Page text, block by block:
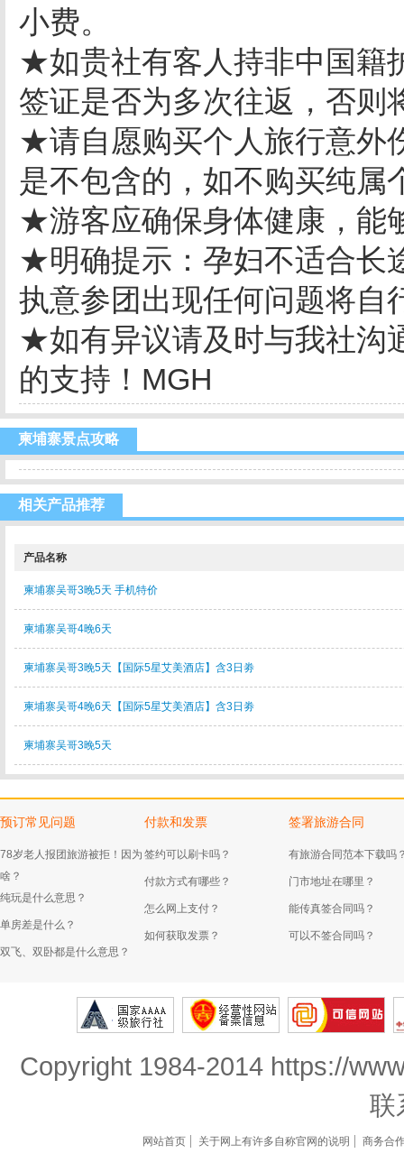
小费。
★如贵社有客人持非中国籍
签证是否为多次往返，否则
★请自愿购买个人旅行意外
是不包含的，如不购买纯属
★游客应确保身体健康，能
★明确提示：孕妇不适合长
执意参团出现任何问题将自
★如有异议请及时与我社沟
的支持！MGH
柬埔寨景点攻略
相关产品推荐
产品名称
柬埔寨吴哥3晚5天 手机特价
柬埔寨吴哥4晚6天
柬埔寨吴哥3晚5天【国际5星艾美酒店】含3日劵
柬埔寨吴哥4晚6天【国际5星艾美酒店】含3日劵
柬埔寨吴哥3晚5天
预订常见问题
78岁老人报团旅游被拒！因为
啥？
纯玩是什么意思？
单房差是什么？
双飞、双卧都是什么意思？
付款和发票
签约可以刷卡吗？
付款方式有哪些？
怎么网上支付？
如何获取发票？
签署旅游合同
有旅游合同范本下载吗
门市地址在哪里？
能传真签合同吗？
可以不签合同吗？
Copyright 1984-2014 https://
联
网站首页 关于网上有许多自称官网的说明 商务合